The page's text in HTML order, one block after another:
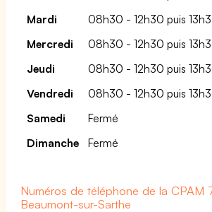
Mardi
08h30 - 12h30 puis
Mercredi
08h30 - 12h30 puis
Jeudi
08h30 - 12h30 puis
Vendredi
08h30 - 12h30 puis
Samedi
Fermé
Dimanche
Fermé
Numéros de téléphone de la CPAM
Beaumont-sur-Sarthe